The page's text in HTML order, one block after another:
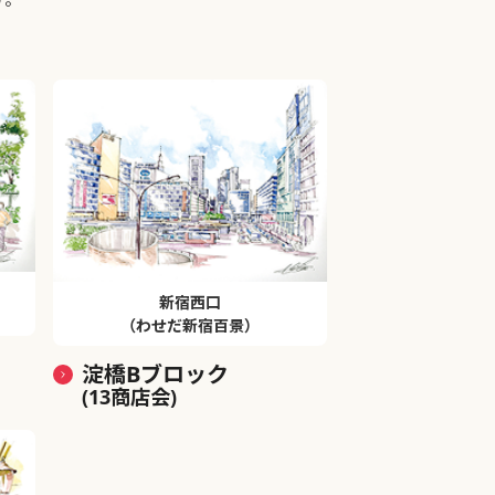
新宿西口
（わせだ新宿百景）
淀橋Bブロック
(13商店会)